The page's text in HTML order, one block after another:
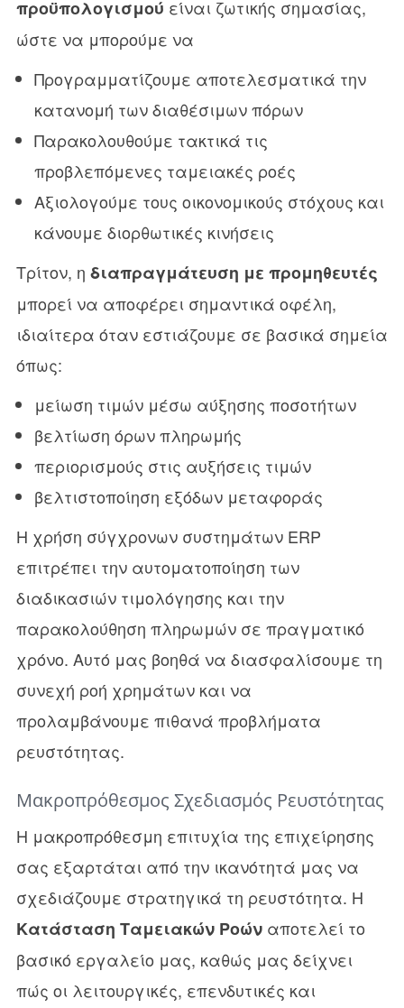
προϋπολογισμού είναι ζωτικής σημασίας,
ώστε να μπορούμε να
Προγραμματίζουμε αποτελεσματικά την
κατανομή των διαθέσιμων πόρων
Παρακολουθούμε τακτικά τις
προβλεπόμενες ταμειακές ροές
Αξιολογούμε τους οικονομικούς στόχους και
κάνουμε διορθωτικές κινήσεις
Τρίτον, η διαπραγμάτευση με προμηθευτές
μπορεί να αποφέρει σημαντικά οφέλη,
ιδιαίτερα όταν εστιάζουμε σε βασικά σημεία
όπως:
μείωση τιμών μέσω αύξησης ποσοτήτων
βελτίωση όρων πληρωμής
περιορισμούς στις αυξήσεις τιμών
βελτιστοποίηση εξόδων μεταφοράς
Η χρήση σύγχρονων συστημάτων ERP
επιτρέπει την αυτοματοποίηση των
διαδικασιών τιμολόγησης και την
παρακολούθηση πληρωμών σε πραγματικό
χρόνο. Αυτό μας βοηθά να διασφαλίσουμε τη
συνεχή ροή χρημάτων και να
προλαμβάνουμε πιθανά προβλήματα
ρευστότητας.
Μακροπρόθεσμος Σχεδιασμός Ρευστότητας
Η μακροπρόθεσμη επιτυχία της επιχείρησης
σας εξαρτάται από την ικανότητά μας να
σχεδιάζουμε στρατηγικά τη ρευστότητα. Η
Κατάσταση Ταμειακών Ροώναποτελεί το
βασικό εργαλείο μας, καθώς μας δείχνει
πώς οι λειτουργικές, επενδυτικές και